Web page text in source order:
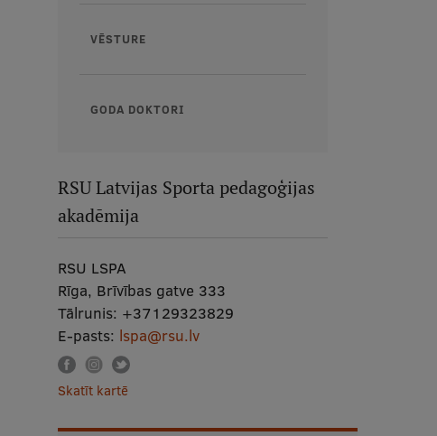
VĒSTURE
GODA DOKTORI
RSU Latvijas Sporta pedagoģijas
akadēmija
RSU LSPA
Rīga, Brīvības gatve 333
Tālrunis: +37129323829
E-pasts: lspa@rsu.lv
Skatīt kartē